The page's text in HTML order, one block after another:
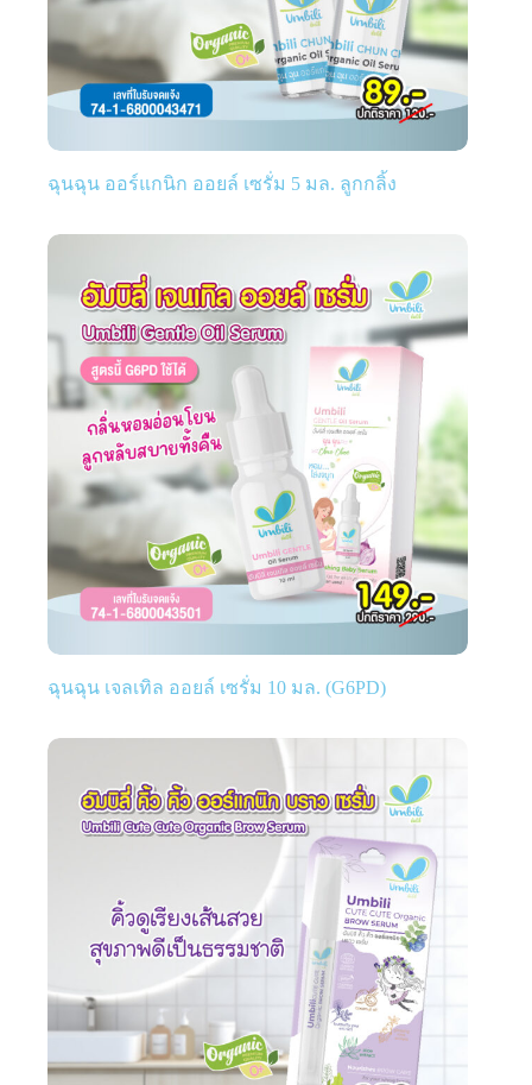
ฉุนฉุน ออร์แกนิก ออยล์ เซรั่ม 5 มล. ลูกกลิ้ง
ฉุนฉุน เจลเทิล ออยล์ เซรั่ม 10 มล. (G6PD)